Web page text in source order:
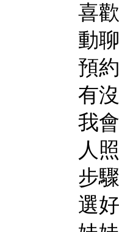
喜
動
預
有
我
人
步
選